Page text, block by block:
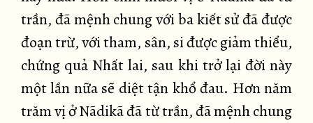
trần, đã mệnh chung với ba kiết sử đã được
đoạn trừ, với tham, sân, si được giảm thiểu,
chứng quả Nhất lai, sau khi trở lại đời này
một lần nữa sẽ diệt tận khổ đau. Hơn năm
trăm vị ở Nãdikã đã từ trần, đã mệnh chung